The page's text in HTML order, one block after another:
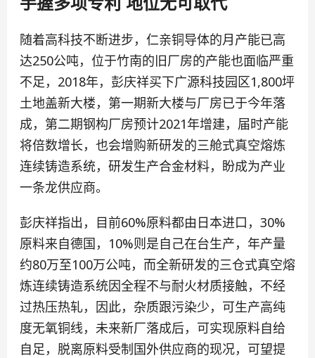
随着高科技不断进步，仁亲铜导体的月产能已高
达250公吨，位于竹南的旧厂房的产能也面临严重
不足，2018年，彭庆祥买下广源科技园区1,800坪
土地盖新大楼，第一期新大楼与厂房已于今年落
成，第二期钢构厂房预计2021年增建，届时产能
将倍数增长，也会增购新研发的三舱式真空熔炼
连续铸造系统，研发生产合金材料，盼成为产业
一条龙供应商。
彭庆祥指出，目前60%原料都由日本进口，30%
原料来自德国，10%则是自己在台生产，年产量
约80万至100万公吨，而全新研发的三仓式真空熔
炼连续铸造系统因全程不与耐火材质接触，不经
过热压热轧，因此，杂质跟污染少，可生产高纯
度无氧铜线，未来新厂落成后，可实现原料自给
自足，脱离原料受制国外供应商的现况，可望提